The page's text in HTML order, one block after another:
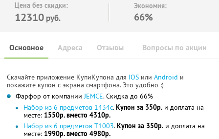
Цена без скидки:
12310 руб.
Экономия:
66%
Основное Отзывы Вопросы по акции
Адреса
Скачайте приложение КупиКупона для IOS или Android и
покажите купон с экрана смартфона. Это удобно :)
Фарфор от компанииJEMCE. Скидка до 66%
Набор из 6 предметов 1434с.Купон за 350р. и доплата на
месте: 1550р. вместо 4310р.
Набор из 6 предметов T1003.Купон за 350р. и доплата на
месте: 1990р. вместо 4980р.